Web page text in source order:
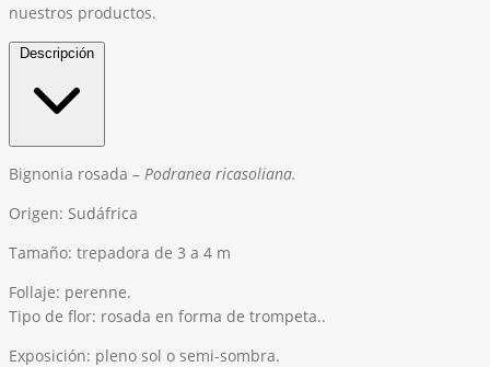
nuestros productos.
Descripción
Bignonia rosada – Podranea ricasoliana.
Origen: Sudáfrica
Tamaño: trepadora de 3 a 4 m
Follaje: perenne.
Tipo de flor: rosada en forma de trompeta..
Exposición: pleno sol o semi-sombra.